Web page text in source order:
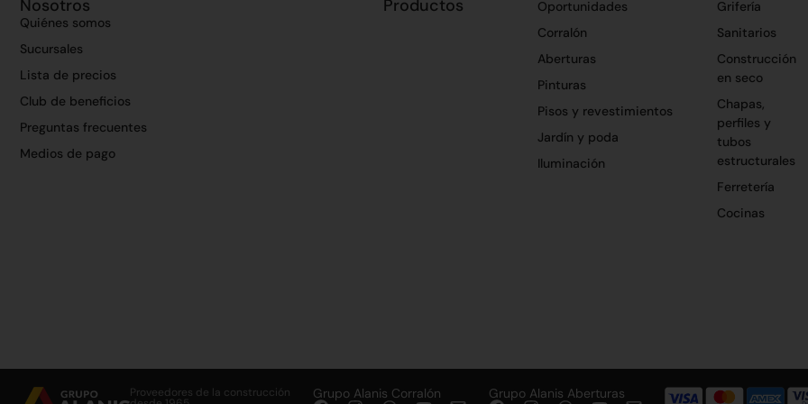
Nosotros
Quiénes somos
Sucursales
Lista de precios
Club de beneficios
Preguntas frecuentes
Medios de pago
Productos
Oportunidades
Corralón
Aberturas
Pinturas
Pisos y revestimientos
Jardín y poda
Iluminación
Grifería
Sanitarios
Construcción
en seco
Chapas,
perfiles y
tubos
estructurales
Ferretería
Cocinas
Proveedores de la construcción Grupo Alanis Corralón Grupo Alanis Aberturas